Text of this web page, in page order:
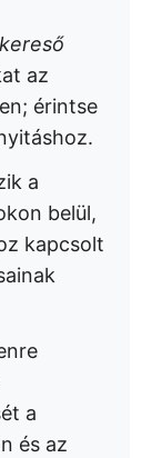
az
érintse
a
belül,
kapcsolt
a
és az